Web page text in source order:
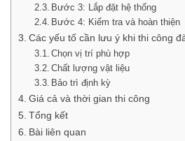
Bước 3: Lắp đặt hệ thống
Bước 4: Kiểm tra và hoàn thiện
Các yếu tố cần lưu ý khi thi công
Chọn vị trí phù hợp
Chất lượng vật liệu
Bảo trì định kỳ
Giá cả và thời gian thi công
Tổng kết
Bài liên quan